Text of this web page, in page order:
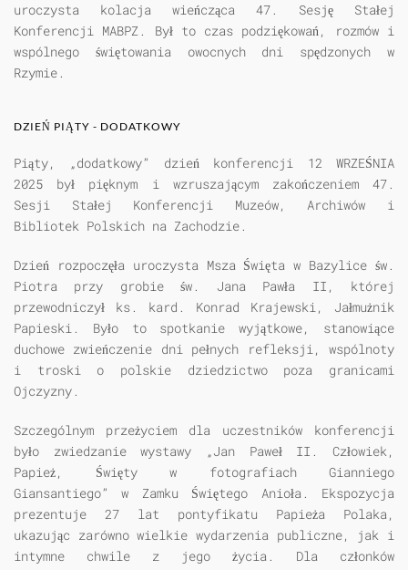
uroczysta kolacja wieńcząca 47. Sesję Stałej
Konferencji MABPZ. Był to czas podziękowań, rozmów i
wspólnego świętowania owocnych dni spędzonych w
Rzymie.
DZIEŃ PIĄTY - DODATKOWY
Piąty, „dodatkowy” dzień konferencji 12 WRZEŚNIA
2025 był pięknym i wzruszającym zakończeniem 47.
Sesji Stałej Konferencji Muzeów, Archiwów i
Bibliotek Polskich na Zachodzie.
Dzień rozpoczęła uroczysta Msza Święta w Bazylice św.
Piotra przy grobie św. Jana Pawła II, której
przewodniczył ks. kard. Konrad Krajewski, Jałmużnik
Papieski. Było to spotkanie wyjątkowe, stanowiące
duchowe zwieńczenie dni pełnych refleksji, wspólnoty
i troski o polskie dziedzictwo poza granicami
Ojczyzny.
Szczególnym przeżyciem dla uczestników konferencji
było zwiedzanie wystawy „Jan Paweł II. Człowiek,
Papież, Święty w fotografiach Gianniego
Giansantiego” w Zamku Świętego Anioła. Ekspozycja
prezentuje 27 lat pontyfikatu Papieża Polaka,
ukazując zarówno wielkie wydarzenia publiczne, jak i
intymne chwile z jego życia. Dla członków